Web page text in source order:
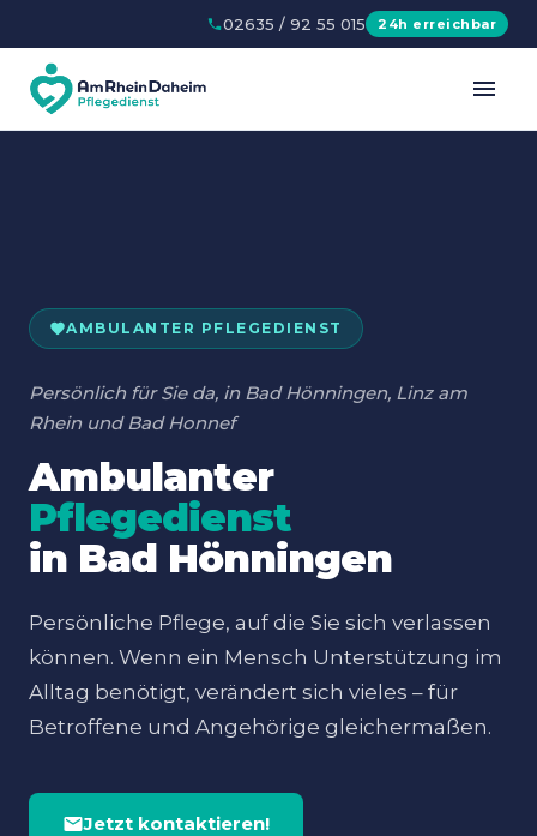
02635 / 92 55 015 24h erreichbar
AMBULANTER PFLEGEDIENST
Persönlich für Sie da, in Bad Hönningen, Linz am
Rhein und Bad Honnef
Ambulanter
Pflegedienst
in Bad Hönningen
Persönliche Pflege, auf die Sie sich verlassen
können. Wenn ein Mensch Unterstützung im
Alltag benötigt, verändert sich vieles – für
Betroffene und Angehörige gleichermaßen.
Jetzt kontaktieren!